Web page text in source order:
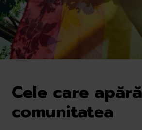
Cele care apără
comunitatea